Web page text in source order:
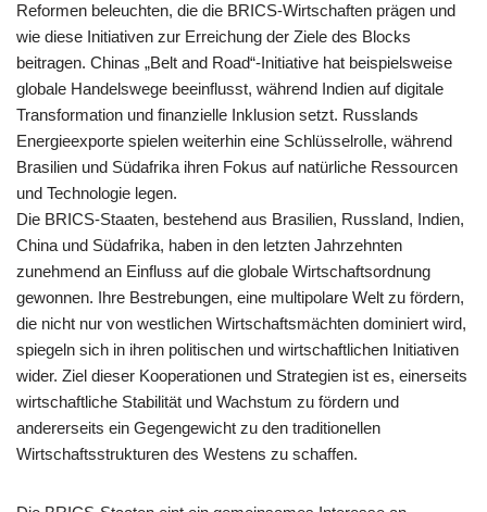
Reformen beleuchten, die die BRICS-Wirtschaften prägen und
wie diese Initiativen zur Erreichung der Ziele des Blocks
beitragen. Chinas „Belt and Road“-Initiative hat beispielsweise
globale Handelswege beeinflusst, während Indien auf digitale
Transformation und finanzielle Inklusion setzt. Russlands
Energieexporte spielen weiterhin eine Schlüsselrolle, während
Brasilien und Südafrika ihren Fokus auf natürliche Ressourcen
und Technologie legen.
Die BRICS-Staaten, bestehend aus Brasilien, Russland, Indien,
China und Südafrika, haben in den letzten Jahrzehnten
zunehmend an Einfluss auf die globale Wirtschaftsordnung
gewonnen. Ihre Bestrebungen, eine multipolare Welt zu fördern,
die nicht nur von westlichen Wirtschaftsmächten dominiert wird,
spiegeln sich in ihren politischen und wirtschaftlichen Initiativen
wider. Ziel dieser Kooperationen und Strategien ist es, einerseits
wirtschaftliche Stabilität und Wachstum zu fördern und
andererseits ein Gegengewicht zu den traditionellen
Wirtschaftsstrukturen des Westens zu schaffen.